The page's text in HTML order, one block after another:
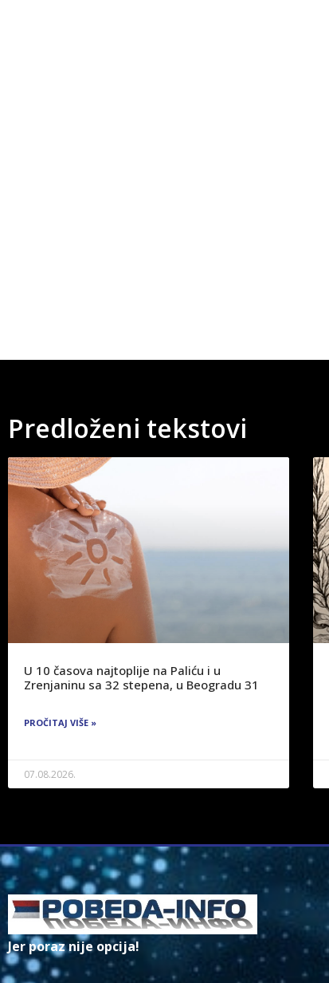
Predloženi tekstovi
U 10 časova najtoplije na Paliću i u
Zrenjaninu sa 32 stepena, u Beogradu 31
PROČITAJ VIŠE »
07.08.2026.
Jer poraz nije opcija!